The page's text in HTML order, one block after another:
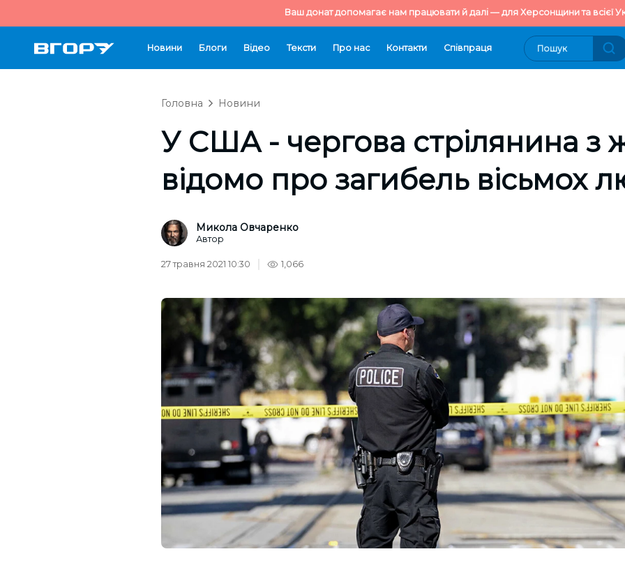
Ваш донат допомагає нам працювати й далі — для Херсонщини та всієї
Новини Блоги Відео Тексти Про нас Контакти Cпівпраця
Головна Новини
У США - чергова стрілянина з
відомо про загибель вісьмох
Микола Овчаренко
Автор
27 травня 2021 10:30 1,066